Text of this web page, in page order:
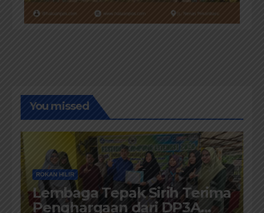
You missed
ROKAN HILIR
Lembaga Tepak Sirih Terima
Penghargaan dari DP3A